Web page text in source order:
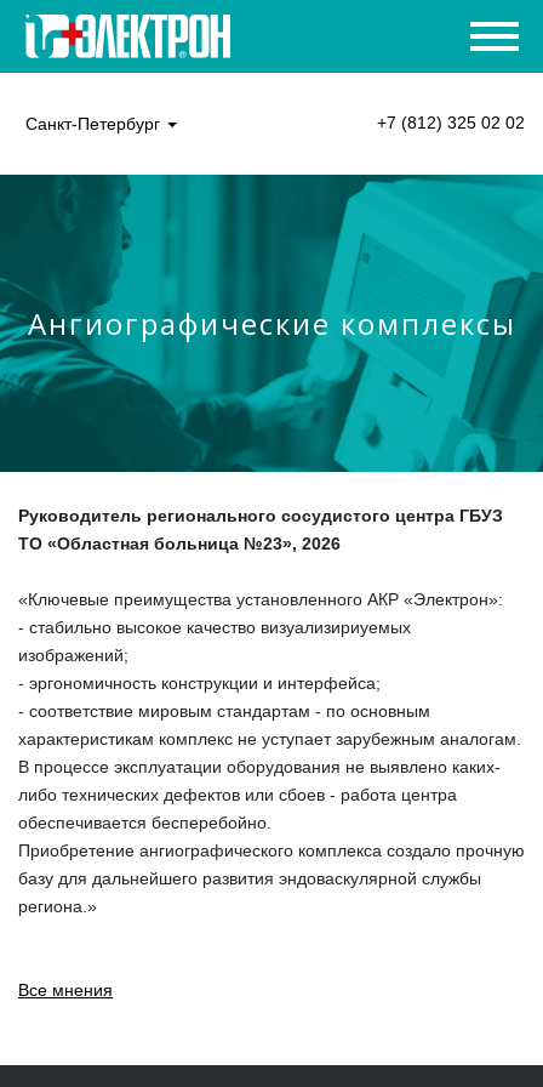
Санкт-Петербург +7 (812) 325 02 02
Ангиографические комплексы
Руководитель регионального сосудистого центра ГБУЗ
ТО «Областная больница №23», 2026
«Ключевые преимущества установленного АКР «Электрон»:
- стабильно высокое качество визуализириуемых
изображений;
- эргономичность конструкции и интерфейса;
- соответствие мировым стандартам - по основным
характеристикам комплекс не уступает зарубежным аналогам.
В процессе эксплуатации оборудования не выявлено каких-
либо технических дефектов или сбоев - работа центра
обеспечивается бесперебойно.
Приобретение ангиографического комплекса создало прочную
базу для дальнейшего развития эндоваскулярной службы
региона.»
Все мнения